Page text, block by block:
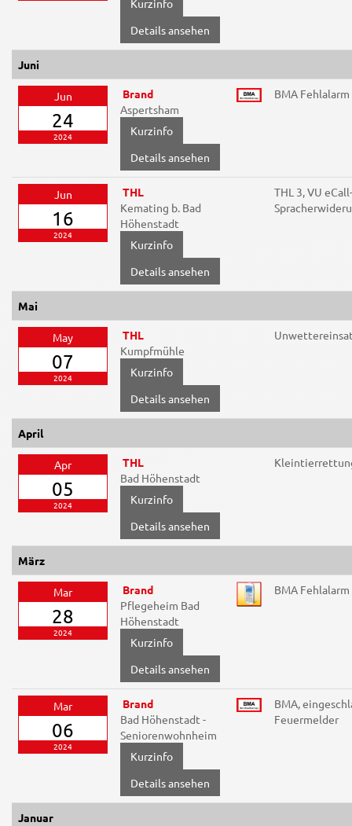
Details ansehen
Juni
Jun
24
2024
Brand
Aspertsham
Details ansehen
BMA Fehlalarm
Jun
16
2024
THL
Kemating b. Bad
Höhenstadt
Details ansehen
THL 3, VU
Mai
May
07
2024
THL
Kumpfmühle
Details ansehen
April
Apr
05
2024
THL
Bad Höhenstadt
Details ansehen
März
Mar
28
2024
Brand
Pflegeheim Bad
Höhenstadt
Details ansehen
BMA Fehlalarm
Mar
06
2024
Brand
Bad Höhenstadt -
Seniorenwohnheim
Details ansehen
BMA,
Feuermelder
Januar